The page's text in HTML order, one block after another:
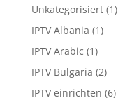
Unkategorisiert(1)
IPTV Albania (1)
IPTV Arabic (1)
IPTV Bulgaria (2)
IPTV einrichten (6)